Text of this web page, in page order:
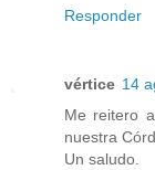
Responder
vértice 14
Me reitero
nuestra
Un saludo.